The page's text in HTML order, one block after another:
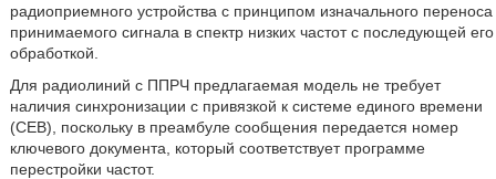
радиоприемного устройства с принципом изначального переноса
принимаемого сигнала в спектр низких частот с последующей его
обработкой.
Для радиолиний с ППРЧ предлагаемая модель не требует
наличия синхронизации с привязкой к системе единого времени
(СЕВ), поскольку в преамбуле сообщения передается номер
ключевого документа, который соответствует программе
перестройки частот.